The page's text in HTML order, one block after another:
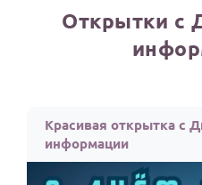
Открытки
Стихи и тексты
ИНСТРУМЕНТЫ
ОТЗЫВЫ
Открытки с
Красивая открытка с
информации